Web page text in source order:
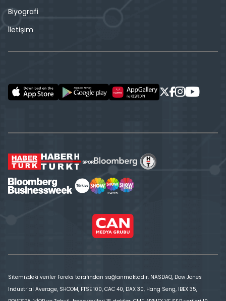
Biyografi
İletişim
Sitemizdeki veriler Foreks tarafından sağlanmaktadır. NASDAQ, Dow Jones
Industrial Average, SHCOM, FTSE 100, CAC 40, DAX 30, Hang Seng, IBEX 35,